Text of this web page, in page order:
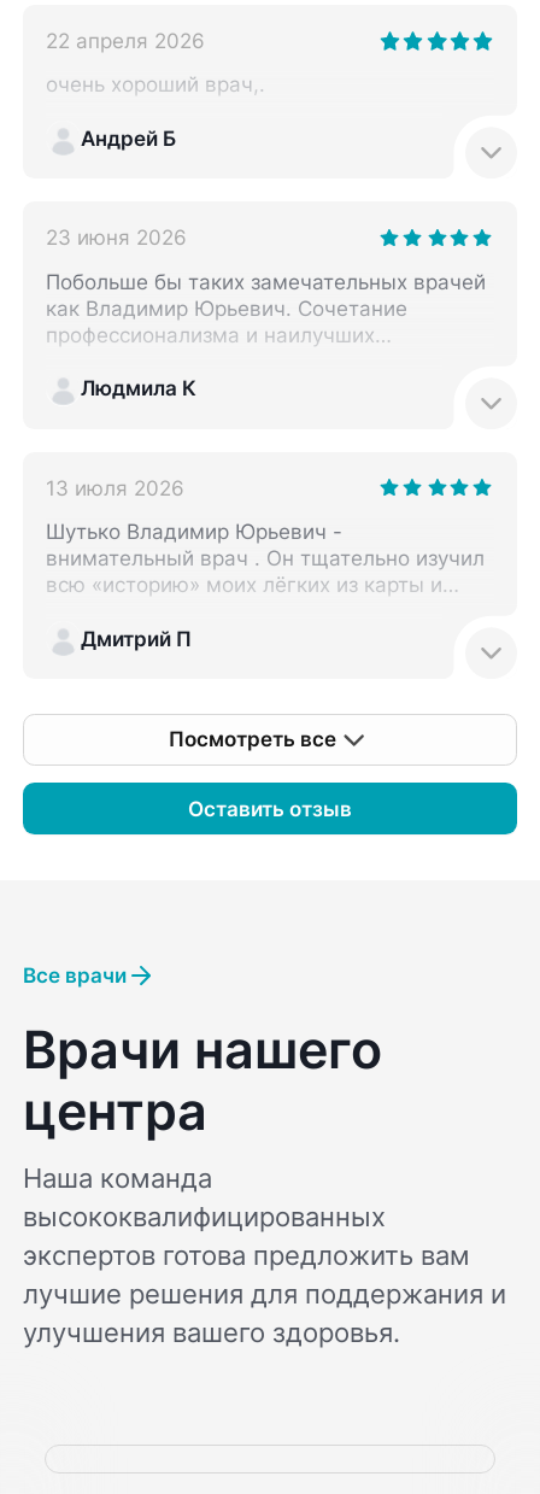
Оставить отзыв
22 апреля 2026
очень хороший врач,.
Андрей Б
23 июня 2026
Побольше бы таких замечательных врачей
как Владимир Юрьевич. Сочетание
профессионализма и наилучших
нацеленный на результат Доктор.
Людмила К
13 июля 2026
Шутько Владимир Юрьевич -
внимательный врач . Он тщательно изучил
всю «историю» моих лёгких из карты и
результату определил курс лечения . Очень
общении .
Дмитрий П
Посмотреть все
Все врачи
Врачи нашего
центра
Наша команда
высококвалифицированных
экспертов готова предложить вам
лучшие решения для поддержания и
улучшения вашего здоровья.